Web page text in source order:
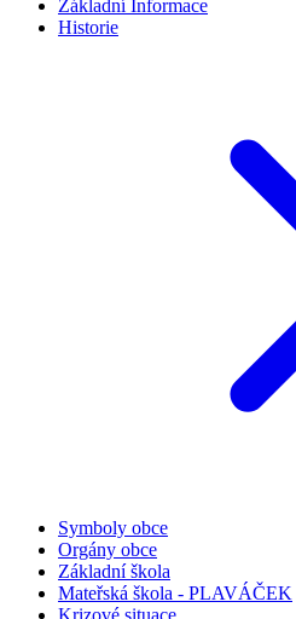
Základní Informace
Historie
Symboly obce
Orgány obce
Základní škola
Mateřská škola - PLAVÁČEK
Krizové situace